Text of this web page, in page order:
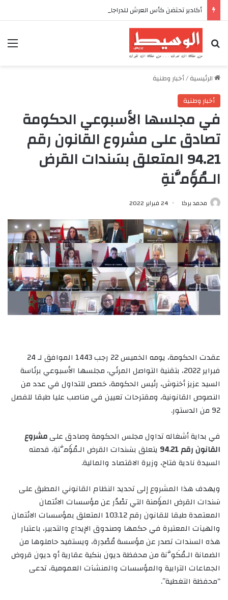
بحث عن
الرئيسية/أخبار وطنية
أخبار وطنية
في مجلسها الأسبوعي الحكومة
تصادق على مشروع القانون رقم
94.21 المتعلق بسَندات القرض
الـمُؤَمَّنةِ
محمد بركا 24 فبراير 2022
عقدت الحكومة، يومه الخميس 22 رجب 1443 الموافق لـ 24
فبراير 2022، بتقنية التواصل المرئي، مجلسها الأسبوعي برئاسة
السيد عزيز أخنوش، رئيس الحكومة، خصص للتداول في عدد من
النصوص القانونية، ومقترحات تعيين في مناصب عليا طبقا للفصل
92 من الدستور.
في بداية أشغاله تداول مجلس الحكومة وصادق علىمشروع
القانون رقم 94.21
يتعلق بسَندات القرض الـمُؤَمَّنةِ، قدمته
السيدة نادية فتاح، وزيرة الاقتصاد والمالية.
ويهدف هذا المشروع إلى تحديد النظام القانوني المطبق على
سَندات القرض المؤَمنة التي تصْدُر عن مؤسسات الائتمان
المعتمدة طبقا للقانون رقم 103.12 المتعلق بمؤسسات الائتمان
والهيآت المعتبرة في حكمها وصندوق الإيداع والتدبير، باعتبار
هذه السندات تصدر عن مؤسسة مُصْدِرة، ويستفيد حاملوها من
الضمانة الـمُكَوَّنة من محفظة ديون بنكية عقارية أو ديون قروض
الجماعات الترابية والمؤسسات والمنشآت العمومية، تدعى
“محفظة التغطية”.